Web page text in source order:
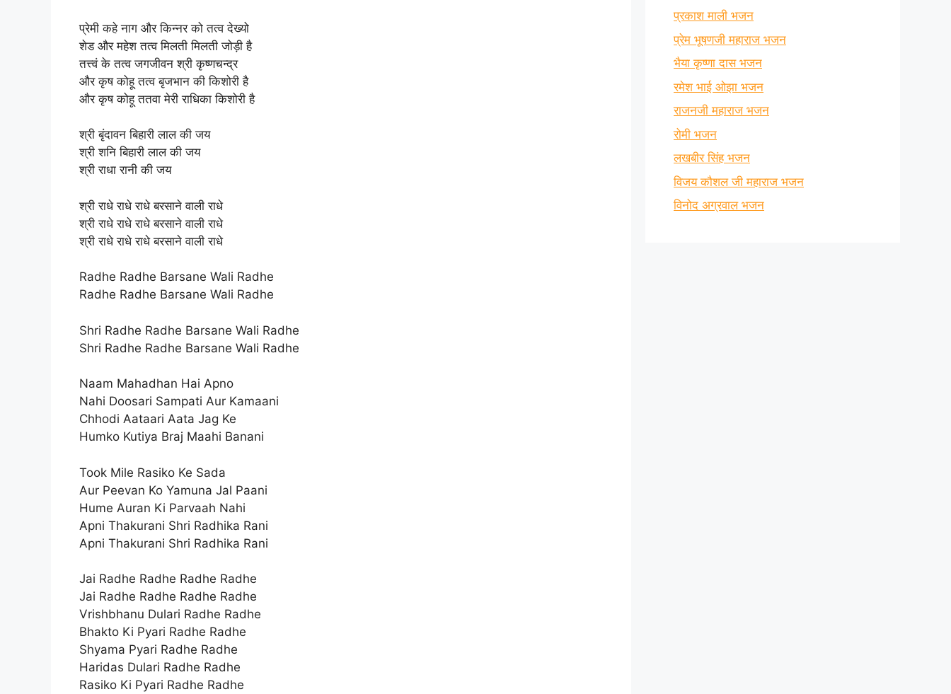
प्रेमी कहे नाग और किन्नर को तत्व देख्यो
शेड और महेश तत्व मिलती मिलती जोड़ी है
तत्त्वं के तत्व जगजीवन श्री कृष्णचन्द्र
और कृष कोहू तत्व बृजभान की किशोरी है
और कृष कोहू ततवा मेरी राधिका किशोरी है
श्री बृंदावन बिहारी लाल की जय
श्री शनि बिहारी लाल की जय
श्री राधा रानी की जय
श्री राधे राधे राधे बरसाने वाली राधे
श्री राधे राधे राधे बरसाने वाली राधे
श्री राधे राधे राधे बरसाने वाली राधे
Radhe Radhe Barsane Wali Radhe
Radhe Radhe Barsane Wali Radhe
Shri Radhe Radhe Barsane Wali Radhe
Shri Radhe Radhe Barsane Wali Radhe
Naam Mahadhan Hai Apno
Nahi Doosari Sampati Aur Kamaani
Chhodi Aataari Aata Jag Ke
Humko Kutiya Braj Maahi Banani
Took Mile Rasiko Ke Sada
Aur Peevan Ko Yamuna Jal Paani
Hume Auran Ki Parvaah Nahi
Apni Thakurani Shri Radhika Rani
Apni Thakurani Shri Radhika Rani
Jai Radhe Radhe Radhe Radhe
Jai Radhe Radhe Radhe Radhe
Vrishbhanu Dulari Radhe Radhe
Bhakto Ki Pyari Radhe Radhe
Shyama Pyari Radhe Radhe
Haridas Dulari Radhe Radhe
Rasiko Ki Pyari Radhe Radhe
प्रकाश माली भजन
प्रेम भूषणजी महाराज भजन
भैया कृष्णा दास भजन
रमेश भाई ओझा भजन
राजनजी महाराज भजन
रोमी भजन
लखबीर सिंह भजन
विजय कौशल जी महाराज भजन
विनोद अग्रवाल भजन